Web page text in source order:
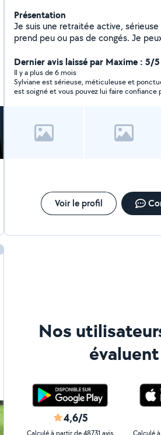
Présentation
Je suis une retraitée active,
prend peu ou pas de congés. Je peux remplacer
congés et/ou absences. Je propose du ménage,
repassage, rangement et aménagement. Un
du réfrigérateur, four micro ondes,
granules etc... TOUT SE NETTOIE
Dernier avis laissé par Maxime : 5/5
Il y a plus de 6 mois
Sylviane est sérieuse, méticuleuse et
est soigné et vous pouvez lui faire confiance
Voir le profil
Nos
évaluent
4,6/5
Calculé à partir de 48731 avis Calculé